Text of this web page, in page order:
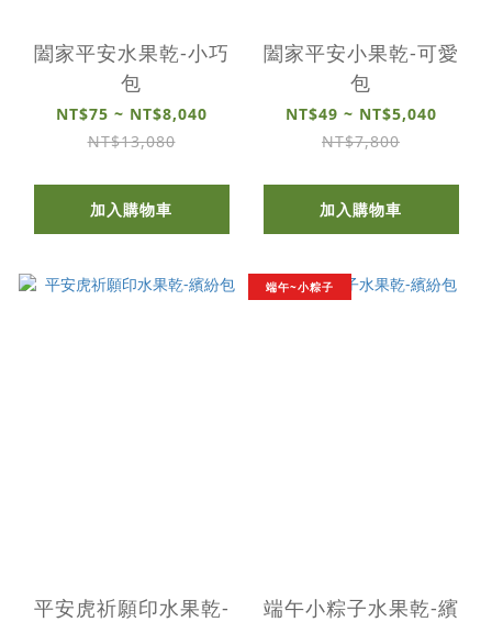
闔家平安水果乾-小巧
包
NT$75 ~ NT$8,040
NT$13,080
加入購物車
闔家平安小果乾-可愛
包
NT$49 ~ NT$5,040
NT$7,800
加入購物車
平安虎祈願印水果乾-
端午~小粽子
端午小粽子水果乾-繽